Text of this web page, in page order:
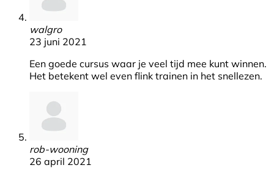
walgro
23 juni 2021
Een goede cursus waar je veel tijd mee kunt winnen.
Het betekent wel even flink trainen in het snellezen.
rob-wooning
26 april 2021